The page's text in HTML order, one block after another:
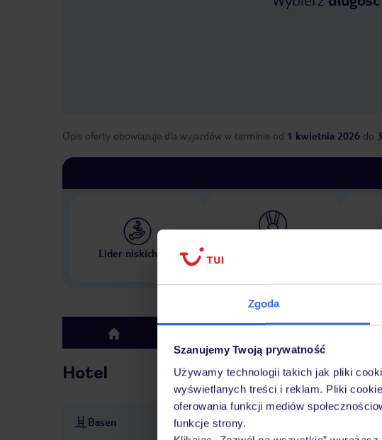
Zgoda
Szanujemy Twoją prywatność
Używamy technologii takich jak pliki
wyświetlanych treści i reklam. Pliki
oferowania funkcji mediów
funkcje strony.
Opis oferty obowiązuje dla wyjazdów w terminie od 1 kwietnia 2026 do
Lider niskich cen
top
Hotel
Basen
basen typu infinity „Indoor/outdoor pool":